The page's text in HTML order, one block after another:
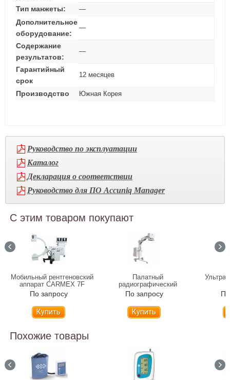
Тип манжеты: —
Дополнительное
оборудование:
—
Содержание
результатов:
—
Гарантийный
срок
12 месяцев
Производство Южная Корея
Руководство по эксплуатации
Каталог
Декларация о соответствии
Руководство для ПО Accuniq Manager
С этим товаром покупают
Мобильный рентгеновский
аппарат CARMEX 7F
По запросу
Палатный
радиографический
рентгенаппарат MATRIX
По запросу
Похожие товары